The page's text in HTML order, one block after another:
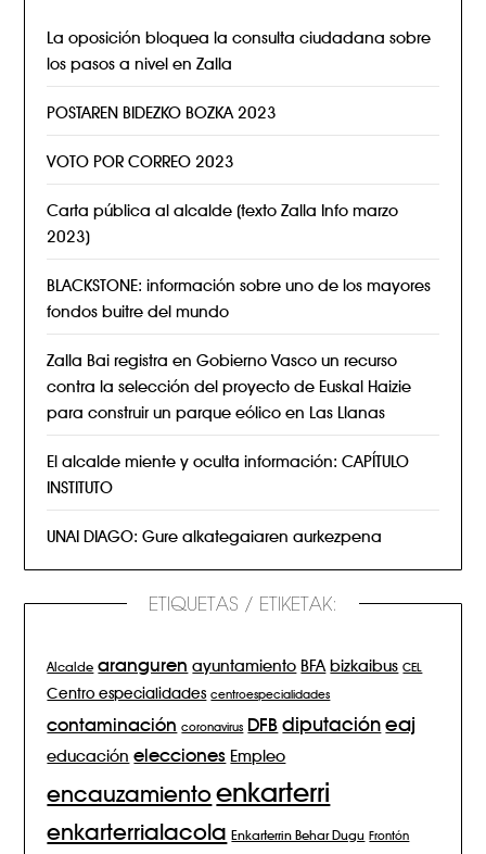
La oposición bloquea la consulta ciudadana sobre
los pasos a nivel en Zalla
POSTAREN BIDEZKO BOZKA 2023
VOTO POR CORREO 2023
Carta pública al alcalde (texto Zalla Info marzo
2023)
BLACKSTONE: información sobre uno de los mayores
fondos buitre del mundo
Zalla Bai registra en Gobierno Vasco un recurso
contra la selección del proyecto de Euskal Haizie
para construir un parque eólico en Las Llanas
El alcalde miente y oculta información: CAPÍTULO
INSTITUTO
UNAI DIAGO: Gure alkategaiaren aurkezpena
ETIQUETAS / ETIKETAK:
Alcalde aranguren ayuntamiento BFA bizkaibus CEL
Centro especialidades centroespecialidades
contaminación coronavirus DFB diputación eaj
educación elecciones Empleo
encauzamiento enkarterri
enkarterrialacola Enkarterrin Behar Dugu Frontón